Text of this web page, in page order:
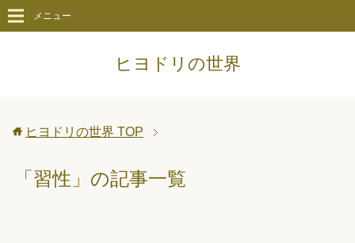
ヒヨドリの世界
メニュー
ヒヨドリの世界 TOP
「習性」の記事一覧